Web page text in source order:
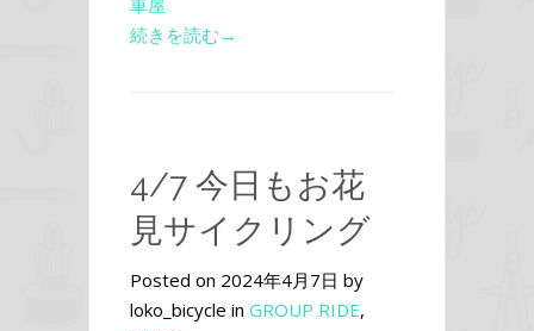
車屋
続きを読む→
4/7 今日もお花
見サイクリング
Posted on 2024年4月7日 by
loko_bicycle in GROUP RIDE,